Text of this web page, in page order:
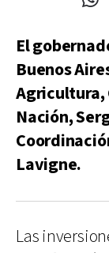
El
Buenos
Agricultura,
Nación,
Lavigne.
Las